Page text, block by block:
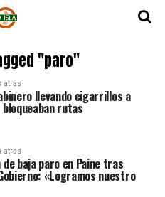
"paro"
atras
llevando cigarrillos a
rutas
atras
de baja paro en Paine tras
«Logramos nuestro